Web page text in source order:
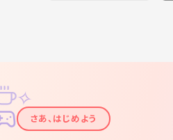
✦
✧
さあ、はじめよう